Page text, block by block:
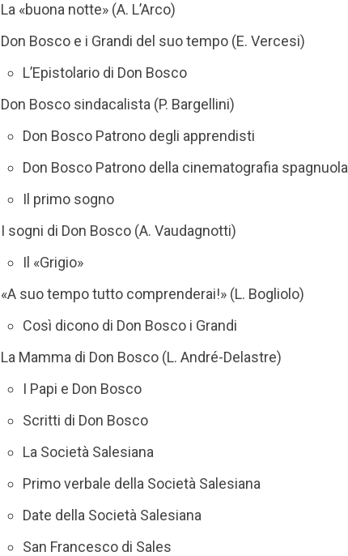
La «buona notte» (A. L’Arco)
Don Bosco e i Grandi del suo tempo (E. Vercesi)
L’Epistolario di Don Bosco
Don Bosco sindacalista (P. Bargellini)
Don Bosco Patrono degli apprendisti
Don Bosco Patrono della cinematografia spagnuola
Il primo sogno
I sogni di Don Bosco (A. Vaudagnotti)
Il «Grigio»
«A suo tempo tutto comprenderai!» (L. Bogliolo)
Così dicono di Don Bosco i Grandi
La Mamma di Don Bosco (L. André-Delastre)
I Papi e Don Bosco
Scritti di Don Bosco
La Società Salesiana
Primo verbale della Società Salesiana
Date della Società Salesiana
San Francesco di Sales